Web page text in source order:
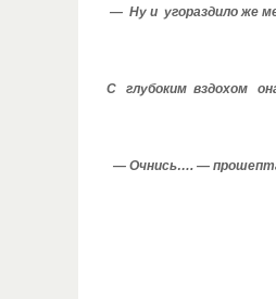
— Ну и угораздило же
С глубоким вздохом
— Очнись…. —